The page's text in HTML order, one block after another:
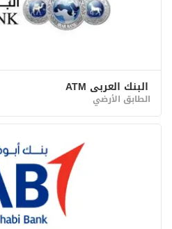
البنك العربي ATM
الطابق الأرضي